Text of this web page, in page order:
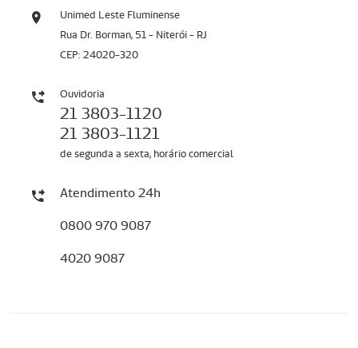
Unimed Leste Fluminense
Rua Dr. Borman, 51 - Niterói - RJ
CEP: 24020-320
Ouvidoria
21 3803-1120
21 3803-1121
de segunda a sexta, horário comercial
Atendimento 24h
0800 970 9087
4020 9087